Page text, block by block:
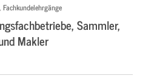
Sammler,
Makler